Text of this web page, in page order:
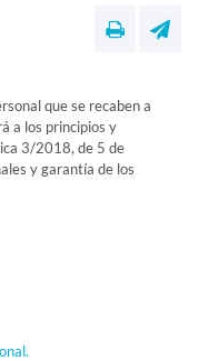
que se recaben a
a los principios y
3/2018, de 5 de
y garantía de los